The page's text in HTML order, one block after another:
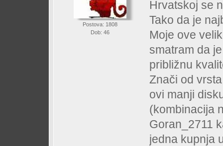
Postova: 1808
Dob: 46
Hrvatskoj se
Tako da je
Moje ove
smatram da
približnu
Znači od
ovi manji
(kombinacija
Goran_2711
jedna kupnja